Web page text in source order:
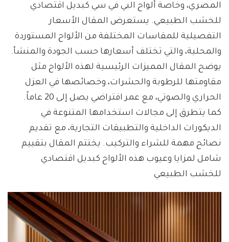
المصري، وخاصة ألواح البي في سي كبديل اقتصادي
للخشب الطبيعي. يستعرض المقال الأسعار
التفصيلية للمقاسات المختلفة من الألواح المستوردة
والمحلية، والتي تختلف أسعارها حسب الجودة والمنشأ.
يوضح المقال المميزات الرئيسية لهذه الألواح مثل
مقاومتها للرطوبة والحشرات، وخصائصها في العزل
الحراري والصوتي، مع عمر افتراضي يصل إلى 20 عاماً.
كما يتطرق إلى مجالات استخدامها المتنوعة في
الديكورات الداخلية والتطبيقات التجارية، مع تقديم
نصائح مهمة للشراء والتركيب. يختتم المقال بتقييم
شامل لمزايا وعيوب هذه الألواح كبديل اقتصادي
للخشب الطبيعي